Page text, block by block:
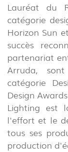
Lauréat du
catégorie
Horizon Sun
succès
partenariat
Arruda,
catégorie
Design
Lighting est
l'effort et le
tous ses
production